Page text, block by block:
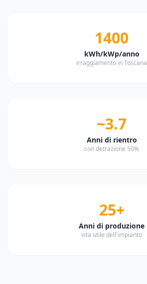
1400
kWh/kWp/anno
irraggiamento in Toscana
~3.7
Anni di rientro
con detrazione 50%
25+
Anni di produzione
vita utile dell'impianto